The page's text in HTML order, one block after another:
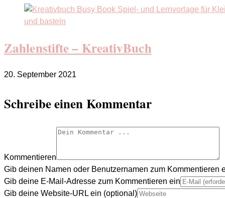
Zahlenstifte – KreativBuch
20. September 2021
Schreibe einen Kommentar
Kommentieren
Gib deinen Namen oder Benutzernamen zum Kommentieren
Gib deine E-Mail-Adresse zum Kommentieren ein
Gib deine Website-URL ein (optional)